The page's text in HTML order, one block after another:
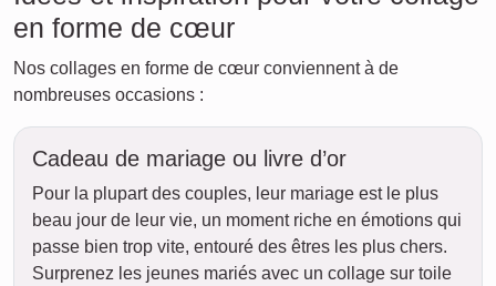
en forme de cœur
Nos collages en forme de cœur conviennent à de
nombreuses occasions :
Cadeau de mariage ou livre d’or
Pour la plupart des couples, leur mariage est le plus
beau jour de leur vie, un moment riche en émotions qui
passe bien trop vite, entouré des êtres les plus chers.
Surprenez les jeunes mariés avec un collage sur toile